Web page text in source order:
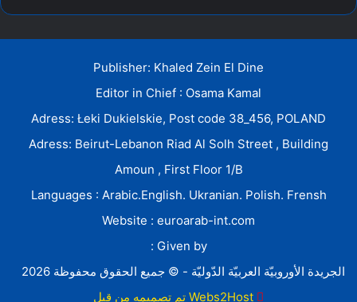
Publisher: Khaled Zein El Dine
Editor in Chief : Osama Kamal
Adress: Łeki Dukielskie, Post code 38_456, POLAND
Adress: Beirut-Lebanon Riad Al Solh Street , Building
Amoun , First Floor 1/B
Languages : Arabic.English. Ukranian. Polish. Frensh
Website : euroarab-int.com
Given by :
الجريدة الأوروبيّة العربيّة الدّوليّة - © جميع الحقوق محفوظة 2026
Webs2Host تم تصميمه من قِبل